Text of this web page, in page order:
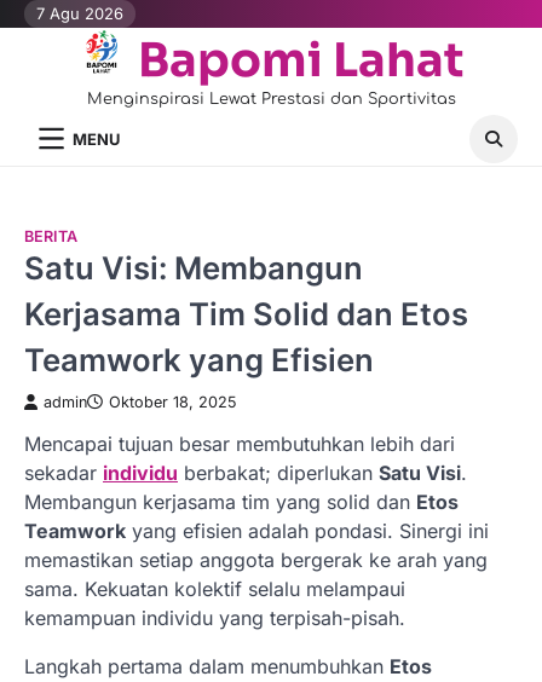
Skip7 Agu 2026
Bapomi Lahat
Menginspirasi Lewat Prestasi dan Sportivitas
MENU
BERITA
Satu Visi: Membangun
Kerjasama Tim Solid dan Etos
Teamwork yang Efisien
admin Oktober 18, 2025
Mencapai tujuan besar membutuhkan lebih dari
sekadar individu berbakat; diperlukan Satu Visi.
Membangun kerjasama tim yang solid dan Etos
Teamwork yang efisien adalah pondasi. Sinergi ini
memastikan setiap anggota bergerak ke arah yang
sama. Kekuatan kolektif selalu melampaui
kemampuan individu yang terpisah-pisah.
Langkah pertama dalam menumbuhkan Etos